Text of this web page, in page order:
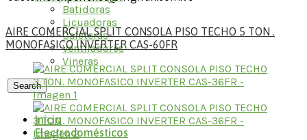
Batidoras
Licuadoras
Cafeteras
Ventiladores
Vineras
Search
Inicio
Electrodomésticos
AIRE COMERCIAL SPLIT CONSOLA PISO TECHO 5 TON .
MONOFASICO INVERTER CAS-60FR